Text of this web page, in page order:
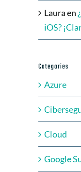
Lauraen
iOS?
Categories
Azure
Cloud
Google